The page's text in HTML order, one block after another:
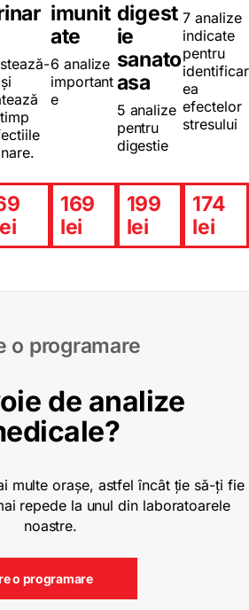
imunit
ate
6 analize
important
e
169
lei
digest
ie
sanato
asa
5 analize
pentru
digestie
199
lei
7 analize
indicate
pentru
identificar
ea
efectelor
stresului
174
lei
o programare
de analize
multe orașe, astfel încât ție să-ți fie
repede la unul din laboratoarele
noastre.
o programare